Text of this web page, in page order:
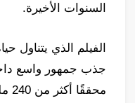
السنوات الأخيرة.
الفيلم الذي يتناول
جذب جمهور واسع